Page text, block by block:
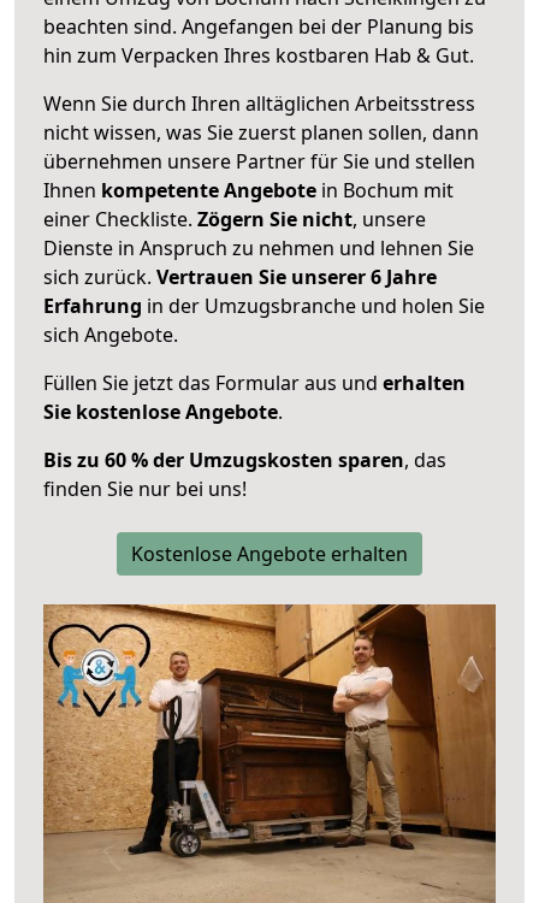
beachten sind. Angefangen bei der Planung bis
hin zum Verpacken Ihres kostbaren Hab & Gut.
Wenn Sie durch Ihren alltäglichen Arbeitsstress
nicht wissen, was Sie zuerst planen sollen, dann
übernehmen unsere Partner für Sie und stellen
Ihnen kompetente Angebote in Bochum mit
einer Checkliste. Zögern Sie nicht, unsere
Dienste in Anspruch zu nehmen und lehnen Sie
sich zurück. Vertrauen Sie unserer 6 Jahre
Erfahrung in der Umzugsbranche und holen Sie
sich Angebote.
Füllen Sie jetzt das Formular aus und erhalten
Sie kostenlose Angebote.
Bis zu 60 % der Umzugskosten sparen, das
finden Sie nur bei uns!
Kostenlose Angebote erhalten